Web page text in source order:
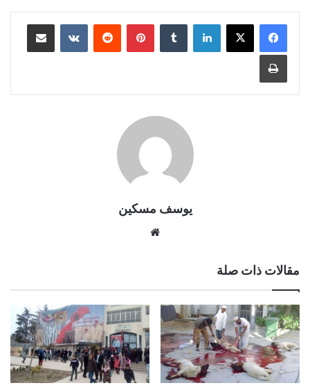
لينكدإن بينتيريست مشاركة عبر البريد
طباعة
يوسف مسكين
مقالات ذات صلة